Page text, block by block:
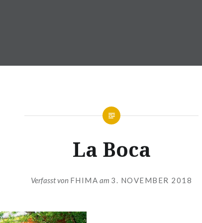
La Boca
Verfasst von FHIMA am 3. NOVEMBER 2018